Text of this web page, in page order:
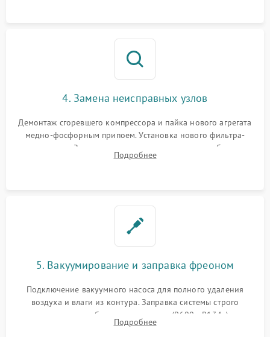
4. Замена неисправных узлов
Демонтаж сгоревшего компрессора и пайка нового агрегата
медно-фосфорным припоем. Установка нового фильтра-
осушителя. Замена изношенных вентиляторов обдува,
сломанных заслонок или поврежденных дверных петель.
Подробнее
5. Вакуумирование и заправка фреоном
Подключение вакуумного насоса для полного удаления
воздуха и влаги из контура. Заправка системы строго
дозированным объемом хладагента (R600a, R134a) по
электронным весам. Контроль рабочего давления в системе.
Подробнее